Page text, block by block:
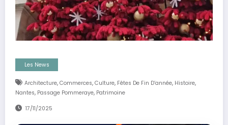
Les News
Architecture, Commerces, Culture, Fêtes De Fin D’année, Histoire,
Nantes, Passage Pommeraye, Patrimoine
17/11/2025